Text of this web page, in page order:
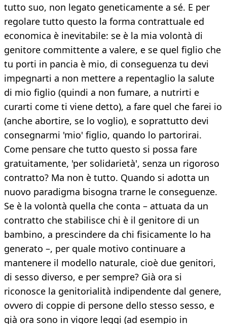
tutto suo, non legato geneticamente a sé. E per
regolare tutto questo la forma contrattuale ed
economica è inevitabile: se è la mia volontà di
genitore committente a valere, e se quel figlio che
tu porti in pancia è mio, di conseguenza tu devi
impegnarti a non mettere a repentaglio la salute
di mio figlio (quindi a non fumare, a nutrirti e
curarti come ti viene detto), a fare quel che farei io
(anche abortire, se lo voglio), e soprattutto devi
consegnarmi 'mio' figlio, quando lo partorirai.
Come pensare che tutto questo si possa fare
gratuitamente, 'per solidarietà', senza un rigoroso
contratto? Ma non è tutto. Quando si adotta un
nuovo paradigma bisogna trarne le conseguenze.
Se è la volontà quella che conta – attuata da un
contratto che stabilisce chi è il genitore di un
bambino, a prescindere da chi fisicamente lo ha
generato –, per quale motivo continuare a
mantenere il modello naturale, cioè due genitori,
di sesso diverso, e per sempre? Già ora si
riconosce la genitorialità indipendente dal genere,
ovvero di coppie di persone dello stesso sesso, e
già ora sono in vigore leggi (ad esempio in